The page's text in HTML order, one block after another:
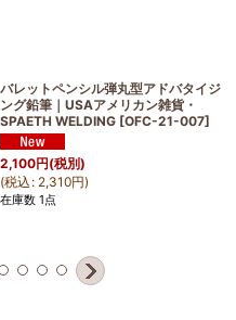
バレットペンシル弾丸型アドバタイジ
ング鉛筆｜USAアメリカン雑貨・
SPAETH WELDING [OFC-21-007]
2,100円(税別)
(税込 : 2,310円)
在庫数 1点